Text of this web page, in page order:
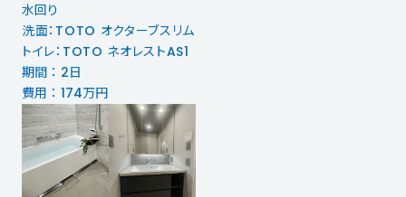
水回り
洗面：TOTO オクターブスリム
トイレ：TOTO ネオレストAS1
期間 ： 2日
費用 ： 174万円